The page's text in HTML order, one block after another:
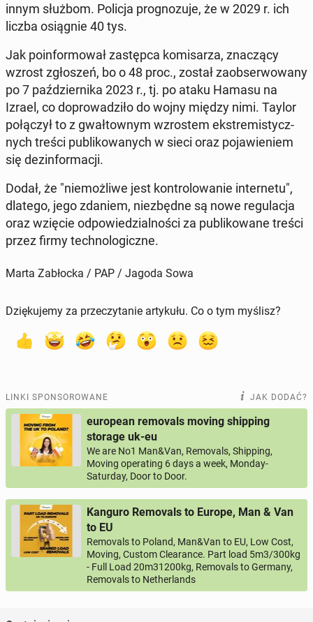
innym służbom. Policja pro­gno­zu­je, że w 2029 r. ich
liczba osią­gnie 40 tys.
Jak po­in­for­mo­wał za­stęp­ca ko­mi­sa­rza, zna­czą­cy
wzrost zgło­szeń, bo o 48 proc., został za­ob­ser­wo­wa­ny
po 7 paź­dzier­ni­ka 2023 r., tj. po ataku Hamasu na
Izrael, co do­pro­wa­dzi­ło do wojny między nimi. Taylor
po­łą­czył to z gwał­tow­nym wzro­stem eks­tre­mi­stycz­
nych treści pu­bli­ko­wa­nych w sieci oraz po­ja­wie­niem
się dez­in­for­ma­cji.
Dodał, że "nie­moż­li­we jest kon­tro­lo­wa­nie in­ter­ne­tu",
dlatego, jego zdaniem, nie­zbęd­ne są nowe re­gu­la­cja
oraz wzięcie od­po­wie­dzial­no­ści za pu­bli­ko­wa­ne treści
przez firmy tech­no­lo­gicz­ne.
Marta Zabłocka / PAP / Jagoda Sowa
Dziękujemy za przeczytanie artykułu. Co o tym myślisz?
LINKI SPONSOROWANE JAK DODAĆ?
european removals moving shipping
storage uk-eu
We are No1 Man&Van, Removals, Shipping,
Moving operating 6 days a week, Monday-
Saturday, Door to Door.
Kanguro Removals to Europe, Man & Van
to EU
Removals to Poland, Man&Van to EU, Low Cost,
Moving, Custom Clearance. Part load 5m3/300kg
- Full Load 20m31200kg, Removals to Germany,
Removals to Netherlands